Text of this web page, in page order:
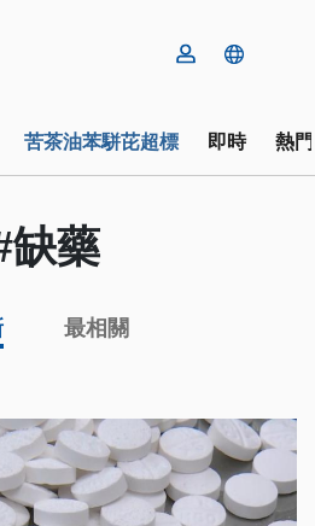
苦茶油苯駢芘超標 即時 熱
缺藥
最相關